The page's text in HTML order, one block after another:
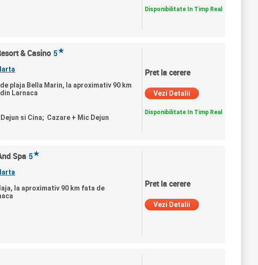
Disponibilitate In Timp Real
Pret la cerere
Vezi Detalii
Disponibilitate In Timp Real
& Casino 5★
plaja Bella Marin, la aproximativ 90 km
Larnaca
si Cina; Cazare + Mic Dejun
Pret la cerere
Vezi Detalii
Spa 5★
la aproximativ 90 km fata de